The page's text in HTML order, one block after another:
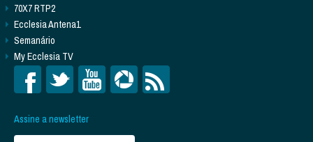
70X7 RTP2
Ecclesia Antena1
Semanário
My Ecclesia TV
Assine a newsletter